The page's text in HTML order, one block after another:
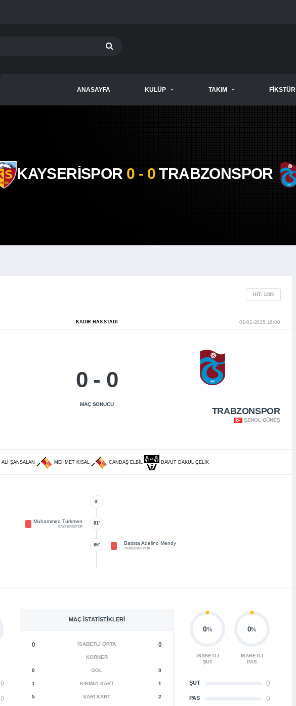
ANASAYFA KULÜP TAKIM FIKSTÜR
KAYSERİSPOR 0 - 0TRABZONSPOR
HIT: 1409
KADIR HAS STADI 01-02-2025 16:00
0 - 0
MAÇ SONUCU
TRABZONSPOR
ŞENOL GÜNEŞ
ALI ŞANSALAN MEHMET KISAL CANDAŞ ELBIL DAVUT DAKUL ÇELIK
0’
81’
Muhammed Türkmen
KAYSERİSPOR
86’ Batista Adelino Mendy
TRABZONSPOR
MAÇ İSTATISTIKLERI
() İSABETLI ORTA ()
KORNER
0 GOL 0
1 KIRMIZI KART 1
5 SARI KART 2
()
()
0%
İSABETLI
ŞUT
0%
İSABETLI
PAS
ŞUT ()
PAS ()